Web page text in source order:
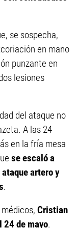
se sospecha,
en mano
punzante en
lesiones
del ataque no
A las 24
en la fría mesa
se escaló a
artero y
.
Cristian
de mayo.